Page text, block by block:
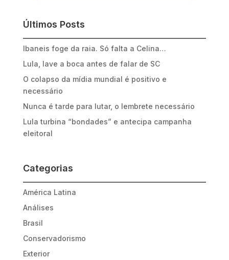
Últimos Posts
Ibaneis foge da raia. Só falta a Celina…
Lula, lave a boca antes de falar de SC
O colapso da mídia mundial é positivo e
necessário
Nunca é tarde para lutar, o lembrete necessário
Lula turbina “bondades” e antecipa campanha
eleitoral
Categorias
América Latina
Análises
Brasil
Conservadorismo
Exterior